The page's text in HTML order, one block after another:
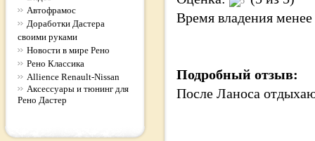
Автофрамос
Доработки Дастера
своими руками
Новости в мире Рено
Рено Классика
Allience Renault-Nissan
Аксессуары и тюнинг для
Рено Дастер
Время владения менее
Подробный отзыв:
После Ланоса